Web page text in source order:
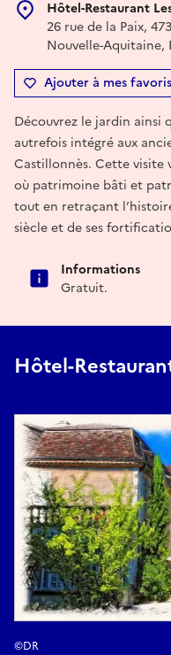
Hôtel-Restaurant
26 rue de la Paix,
Nouvelle-Aquitaine,
Ajouter à mes favoris
Découvrez le jardin ainsi
autrefois intégré aux
Castillonnès. Cette visite
où patrimoine bâti et
tout en retraçant
siècle et de ses
Informations
Gratuit.
Hôtel-
©DR